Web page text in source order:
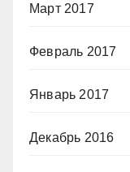
Март 2017
Февраль 2017
Январь 2017
Декабрь 2016